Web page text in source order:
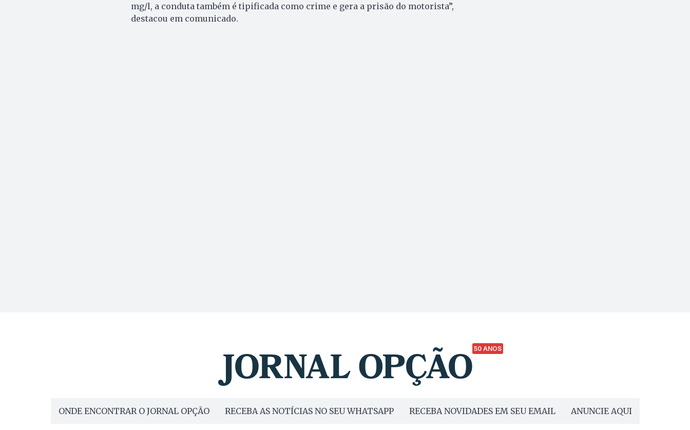
mg/l, a conduta também é tipificada como crime e gera a prisão do motorista”,
destacou em comunicado.
50 ANOS
ONDE ENCONTRAR O JORNAL OPÇÃO RECEBA AS NOTÍCIAS NO SEU WHATSAPP RECEBA NOVIDADES EM SEU EMAIL ANUNCIE AQUI